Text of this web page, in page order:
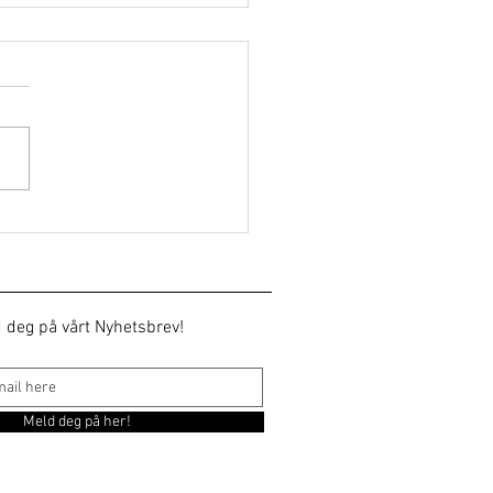
deg på vårt Nyhetsbrev!
Meld deg på her!